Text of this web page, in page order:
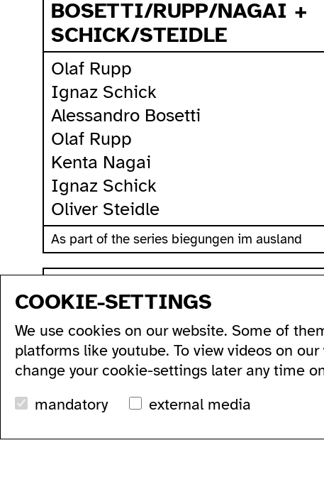
BOSETTI/RUPP/NAGAI +
SCHICK/STEIDLE
Olaf Rupp
Ignaz Schick
Alessandro Bosetti
Olaf Rupp
Kenta Nagai
Ignaz Schick
Oliver Steidle
As part of the series biegungen im ausland
all...
series...
archive...
residencies...
podcasts...
videos...
workshops...
COOKIE-SETTINGS
We use cookies on our website. Some of
platforms like youtube. To view videos on
change your cookie-settings later any time
mandatory
external media